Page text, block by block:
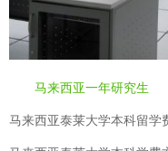
马来西亚一年研究生
马来西亚泰莱大学本科留学